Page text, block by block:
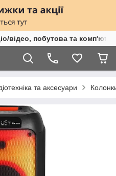
відео, побутова та
та аксесуари